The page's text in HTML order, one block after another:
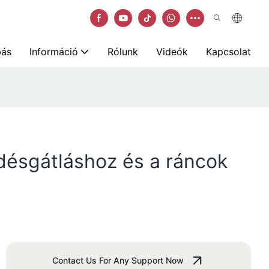
Információ Rólunk Videók Kapcsolat
és a ráncok
Contact Us For Any Support Now